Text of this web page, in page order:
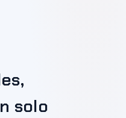
solo